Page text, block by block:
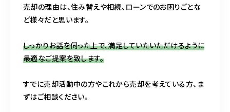
売却の理由は、住み替えや相続、ローンでのお困りごとな
ど様々だと思います。
しっかりお話を伺った上で、満足していたいただけるように
最適なご提案を致します。
すでに売却活動中の方やこれから売却を考えている方、ま
ずはご相談ください。